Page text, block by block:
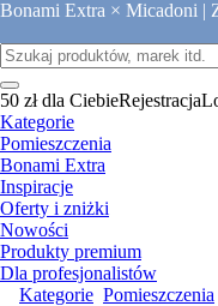
Bonami Extra × Micadoni |
50 zł dla CiebieRejestracja
Kategorie
Pomieszczenia
Bonami Extra
Inspiracje
Oferty i zniżki
Nowości
Produkty premium
Dla profesjonalistów
Kategorie Pomieszczenia